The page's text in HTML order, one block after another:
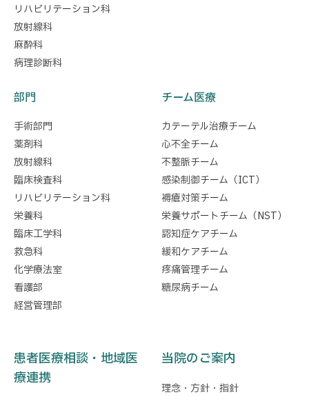
リハビリテーション科
放射線科
麻酔科
病理診断科
部門
手術部門
薬剤科
放射線科
臨床検査科
リハビリテーション科
栄養科
臨床工学科
救急科
化学療法室
看護部
経営管理部
チーム医療
カテーテル治療チーム
心不全チーム
不整脈チーム
感染制御チーム（ICT）
褥瘡対策チーム
栄養サポートチーム（NST）
認知症ケアチーム
緩和ケアチーム
疼痛管理チーム
糖尿病チーム
患者医療相談・地域医
療連携
当院のご案内
理念・方針・指針